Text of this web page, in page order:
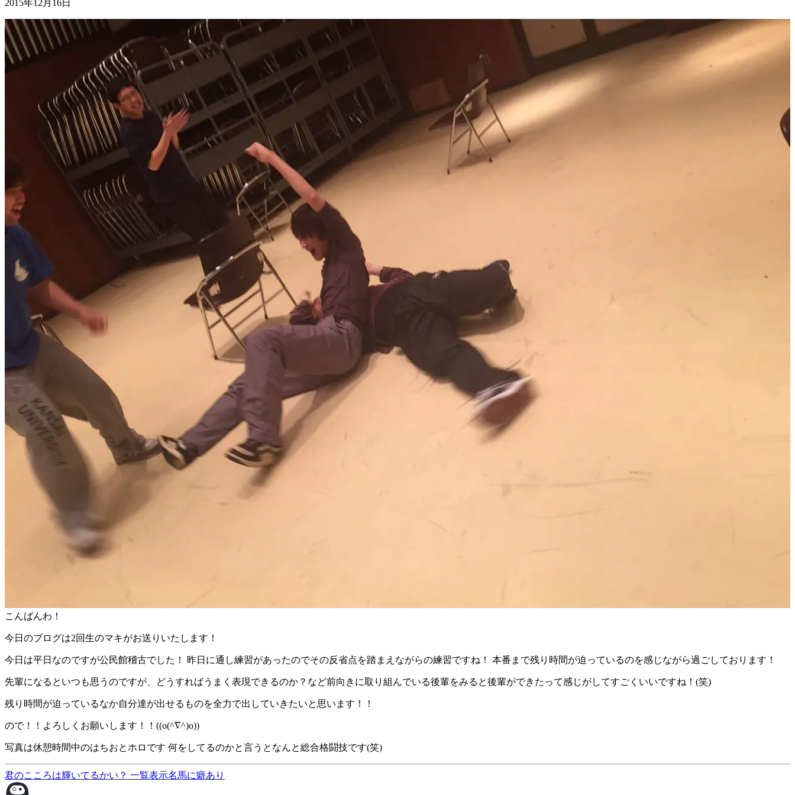
2015年12月16日
こんばんわ！
今日のブログは2回生のマキがお送りいたします！
今日は平日なのですが公民館稽古でした！ 昨日に通し練習があったのでその反省点を踏まえながらの練習ですね！ 本番まで残り時間が迫っているのを感じながら過ごしております！
先輩になるといつも思うのですが、どうすればうまく表現できるのか？など前向きに取り組んでいる後輩をみると後輩ができたって感じがしてすごくいいですね！(笑)
残り時間が迫っているなか自分達が出せるものを全力で出していきたいと思います！！
ので！！よろしくお願いします！！((o(^∇^)o))
写真は休憩時間中のはちおとホロです 何をしてるのかと言うとなんと総合格闘技です(笑)
君のこころは輝いてるかい？ 一覧表示名馬に癖あり